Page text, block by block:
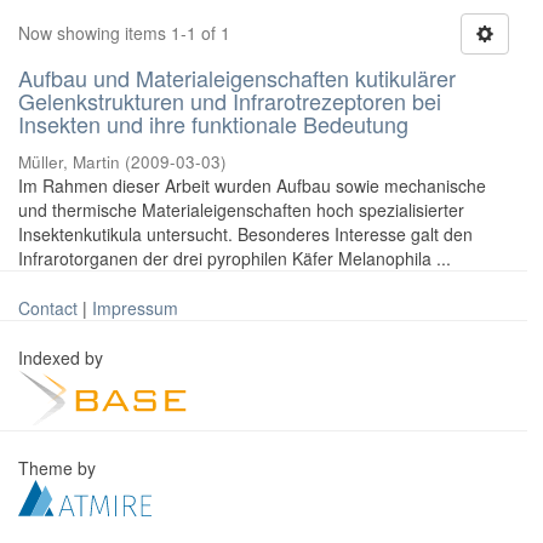
Now showing items 1-1 of 1
Aufbau und Materialeigenschaften kutikulärer
Gelenkstrukturen und Infrarotrezeptoren bei
Insekten und ihre funktionale Bedeutung
Müller, Martin (2009-03-03)
Im Rahmen dieser Arbeit wurden Aufbau sowie mechanische
und thermische Materialeigenschaften hoch spezialisierter
Insektenkutikula untersucht. Besonderes Interesse galt den
Infrarotorganen der drei pyrophilen Käfer Melanophila ...
Contact | Impressum
Indexed by
Theme by